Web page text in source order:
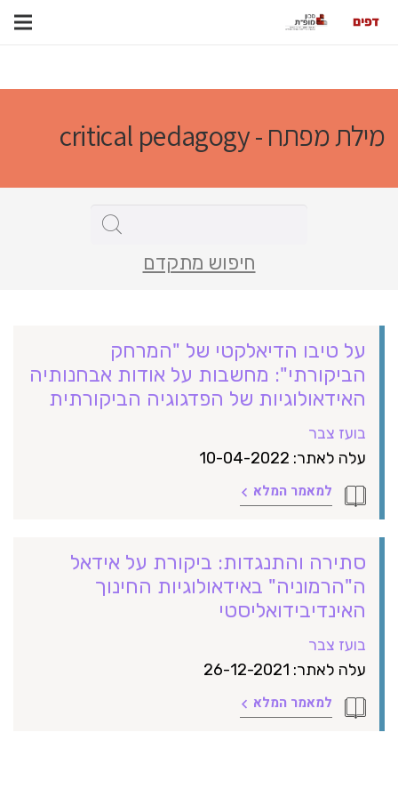
מילת מפתח - critical pedagogy
חיפוש מתקדם
על טיבו הדיאלקטי של "המרחק
הביקורתי": מחשבות על אודות אבחנותיה
האידאולוגיות של הפדגוגיה הביקורתית
בועז צבר
עלה לאתר: 10-04-2022
למאמר המלא
סתירה והתנגדות: ביקורת על אידאל
ה"הרמוניה" באידאולוגיות החינוך
האינדיבידואליסטי
בועז צבר
עלה לאתר: 26-12-2021
למאמר המלא